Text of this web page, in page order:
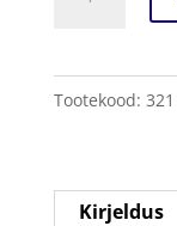
Blender
Tootekood: 321
Kirjeldus